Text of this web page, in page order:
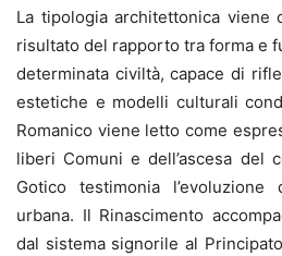
La tipologia architettonica viene
risultato del rapporto tra forma e
determinata civiltà, capace di
estetiche e modelli culturali
Romanico viene letto come
liberi Comuni e dell’ascesa del
Gotico testimonia
urbana. Il Rinascimento
dal sistema signorile al